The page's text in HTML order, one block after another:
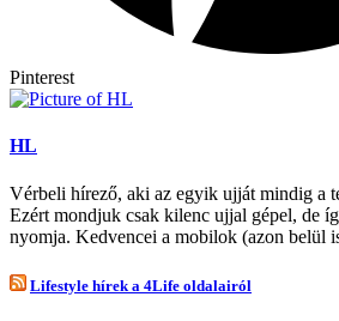
Pinterest
HL
Vérbeli hírező, aki az egyik ujját mindig a
Ezért mondjuk csak kilenc ujjal gépel, de
nyomja. Kedvencei a mobilok (azon belül
Lifestyle hírek a 4Life oldalairól